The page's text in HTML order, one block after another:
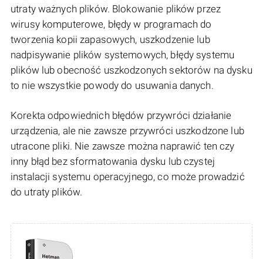
utraty ważnych plików. Blokowanie plików przez
wirusy komputerowe, błędy w programach do
tworzenia kopii zapasowych, uszkodzenie lub
nadpisywanie plików systemowych, błędy systemu
plików lub obecność uszkodzonych sektorów na dysku
to nie wszystkie powody do usuwania danych.
Korekta odpowiednich błędów przywróci działanie
urządzenia, ale nie zawsze przywróci uszkodzone lub
utracone pliki. Nie zawsze można naprawić ten czy
inny błąd bez sformatowania dysku lub czystej
instalacji systemu operacyjnego, co może prowadzić
do utraty plików.